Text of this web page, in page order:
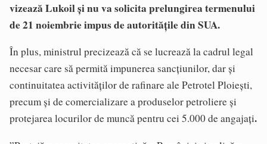
vizează Lukoil şi nu va solicita prelungirea termenului
de 21 noiembrie impus de autorităţile din SUA.
În plus, ministrul precizează că se lucrează la cadrul legal
necesar care să permită impunerea sancţiunilor, dar şi
continuitatea activităţilor de rafinare ale Petrotel Ploieşti,
precum şi de comercializare a produselor petroliere şi
protejarea locurilor de muncă pentru cei 5.000 de angajaţi.